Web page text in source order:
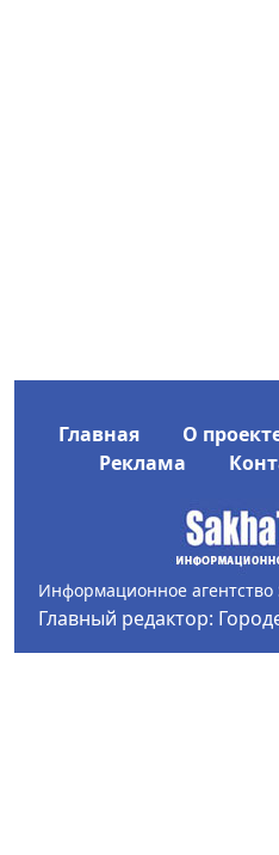
Главная О
Реклама
Информационное агентство
Главный редактор: